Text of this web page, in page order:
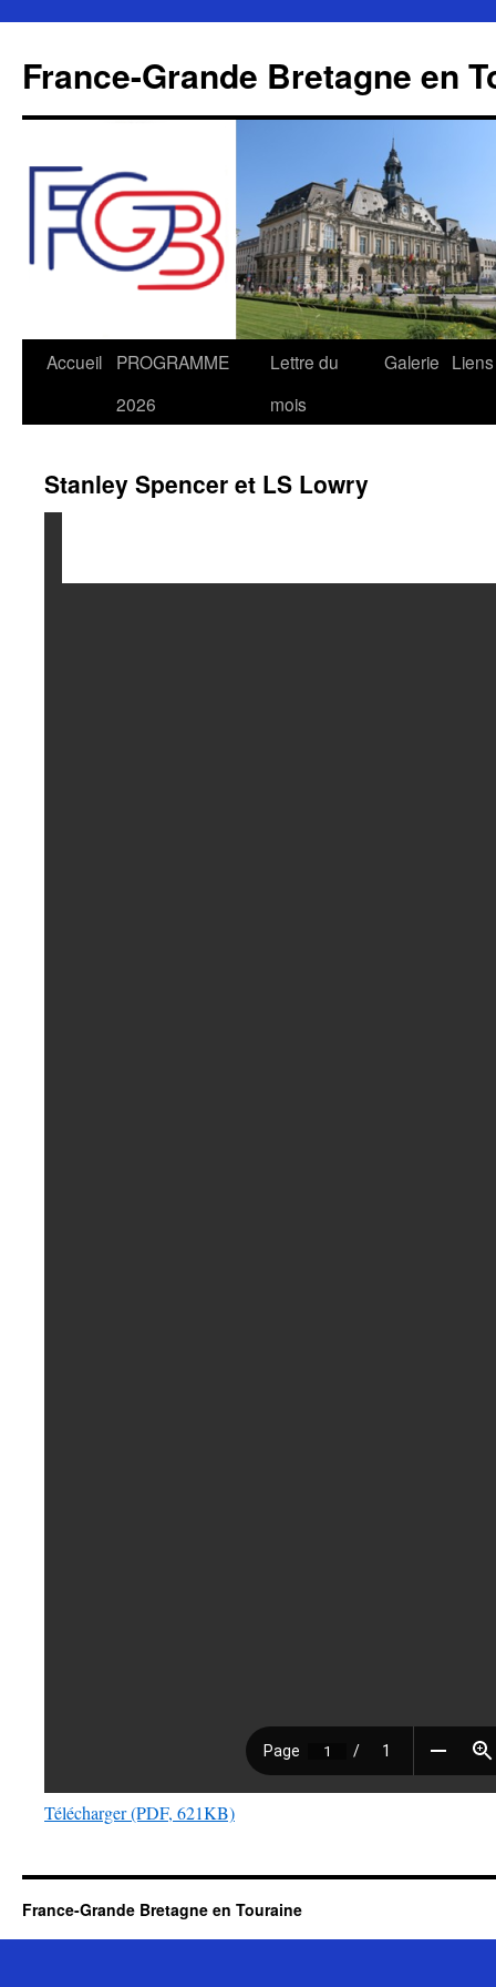
contenu
France-Grande Bretagne en
Accueil
PROGRAMME
2026
Lettre du
mois
Galerie Liens
Stanley Spencer et LS Lowry
Télécharger (PDF, 621KB)
France-Grande Bretagne en Touraine